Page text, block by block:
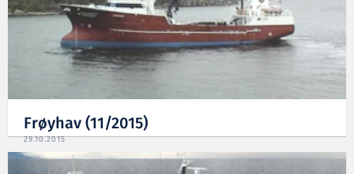
Frøyhav (11/2015)
29.10.2015